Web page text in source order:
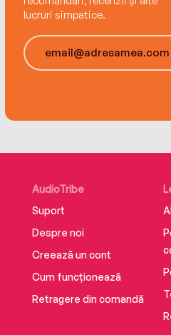
a world filled with secrets
waits, seething, for
use it.
lucruri simpatice.
AudioTribe
Suport
Despre noi
Creează un cont
Cum funcționează
Retragere din comandă